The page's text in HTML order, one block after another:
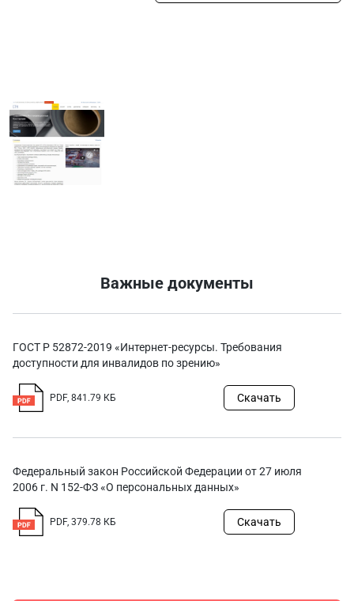
Важные документы
ГОСТ Р 52872-2019 «Интернет-ресурсы. Требования
доступности для инвалидов по зрению»
PDF, 841.79 КБ Скачать
Федеральный закон Российской Федерации от 27 июля
2006 г. N 152-ФЗ «О персональных данных»
PDF, 379.78 КБ Скачать